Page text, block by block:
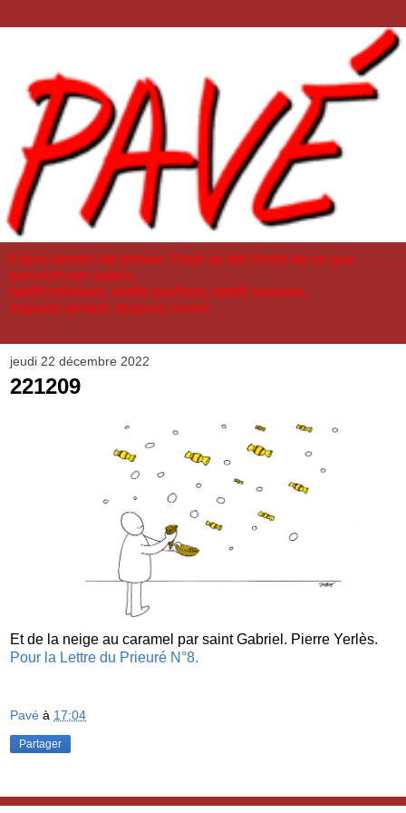
Façon dessin de presse, Pavé se fait l'écho de ce que
parcourt son auteur,
tantôt méditant, tantôt souffrant, tantôt souriant...
toujours aimant, toujours vivant.
jeudi 22 décembre 2022
221209
Et de la neige au caramel par saint Gabriel. Pierre Yerlès.
Pour la Lettre du Prieuré N°8.
Pavé à 17:04
Partager